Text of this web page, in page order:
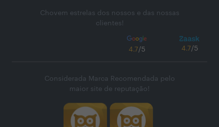
Chovem estrelas dos nossos e das nossas
clientes!
4.7/5 4.7/5
Considerada Marca Recomendada pelo
maior site de reputação!